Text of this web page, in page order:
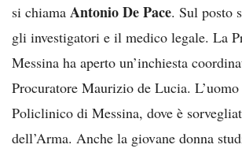
si chiama Antonio De Pace. Sul posto
gli investigatori e il medico legale. La
Messina ha aperto un’inchiesta
Procuratore Maurizio de Lucia.
Policlinico di Messina, dove è
dell’Arma. Anche la giovane donna